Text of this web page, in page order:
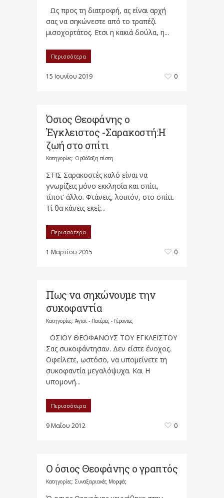
Ως προς τη διατροφή, ας είναι αρχή
σας να σηκώνεστε από το τραπέζι
μισοχορτάτος. Ετσι η κακιά δούλα, η...
Περισσότερα
15 Ιουνίου 2019 0
Όσιος Θεοφάνης ο
Έγκλειστος -Σαρακοστή:Η
ζωή στο σπίτι
Κατηγορίες: Ορθόδοξη πίστη
ΣΤΙΣ Σαρακοστές καλό είναι να
γνωρίζεις μόνο εκκλησία και σπίτι,
τίποτ’ άλλο. Φτάνεις, λοιπόν, στο σπίτι.
Τί θα κάνεις εκεί;...
Περισσότερα
1 Μαρτίου 2015 0
Πως να σηκώνουμε την
συκοφαντία
Κατηγορίες: Άγιοι - Πατέρες - Γέροντες
ΟΣΙΟΥ ΘΕΟΦΑΝΟΥΣ ΤΟΥ ΕΓΚΛΕΙΣΤΟΥ
Σας συκοφάντησαν. Δεν είστε ένοχος.
Οφείλετε, ωστόσο, να υπομείνετε τη
συκοφαντία μεγαλόψυχα. Και Η
υπομονή...
Περισσότερα
9 Μαΐου 2012 0
Ο όσιος Θεοφάνης ο γραπτός
Κατηγορίες: Συναξαριακές Μορφές